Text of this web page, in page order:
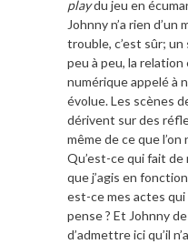
playdu jeu en
Johnny n’a rien
trouble, c’est sûr; un
peu à peu, la
numérique appelé à
évolue. Les scènes
dérivent sur des
même de ce que
Qu’est-ce qui fait de
que j’agis en
est-ce mes actes
pense ? Et Johnny
d’admettre ici qu’il